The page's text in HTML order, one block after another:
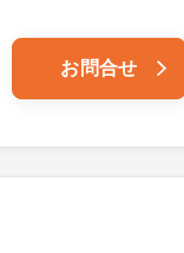
お問合せ